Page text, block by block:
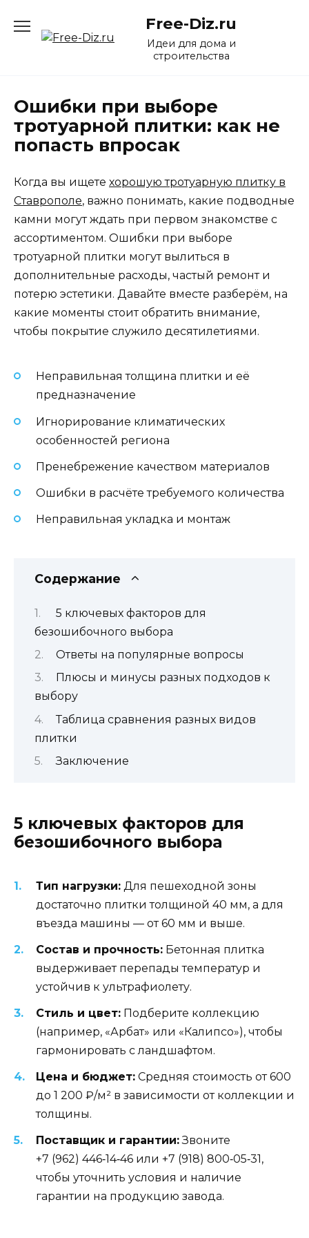
содержанию
Free-Diz.ru
Идеи для дома и
строительства
Ошибки при выборе
тротуарной плитки: как не
попасть впросак
Когда вы ищете хорошую тротуарную плитку в
Ставрополе, важно понимать, какие подводные
камни могут ждать при первом знакомстве с
ассортиментом. Ошибки при выборе
тротуарной плитки могут вылиться в
дополнительные расходы, частый ремонт и
потерю эстетики. Давайте вместе разберём, на
какие моменты стоит обратить внимание,
чтобы покрытие служило десятилетиями.
Неправильная толщина плитки и её
предназначение
Игнорирование климатических
особенностей региона
Пренебрежение качеством материалов
Ошибки в расчёте требуемого количества
Неправильная укладка и монтаж
Содержание
5 ключевых факторов для
безошибочного выбора
Ответы на популярные вопросы
Плюсы и минусы разных подходов к
выбору
Таблица сравнения разных видов
плитки
Заключение
5 ключевых факторов для
безошибочного выбора
Тип нагрузки: Для пешеходной зоны
достаточно плитки толщиной 40 мм, а для
въезда машины — от 60 мм и выше.
Состав и прочность: Бетонная плитка
выдерживает перепады температур и
устойчив к ультрафиолету.
Стиль и цвет: Подберите коллекцию
(например, «Арбат» или «Калипсо»), чтобы
гармонировать с ландшафтом.
Цена и бюджет: Средняя стоимость от 600
до 1 200 ₽/м² в зависимости от коллекции и
толщины.
Поставщик и гарантии:Звоните
+7 (962) 446‑14‑46 или +7 (918) 800‑05‑31,
чтобы уточнить условия и наличие
гарантии на продукцию завода.